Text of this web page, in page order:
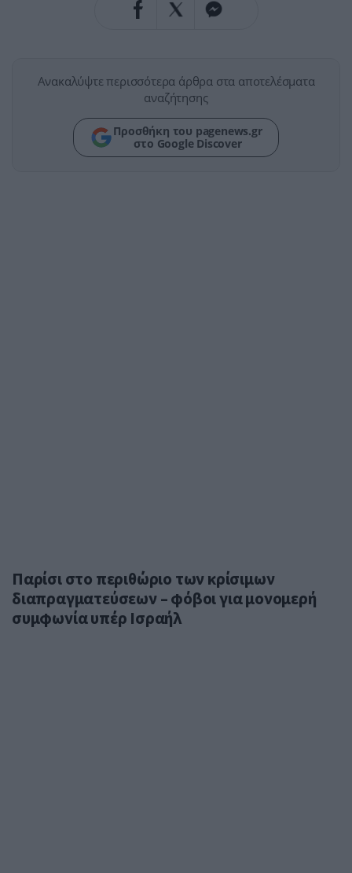
Ανακαλύψτε περισσότερα άρθρα στα αποτελέσματα
αναζήτησης
Προσθήκη του pagenews.gr
στο Google Discover
Παρίσι στο περιθώριο των κρίσιμων
διαπραγματεύσεων – φόβοι για μονομερή
συμφωνία υπέρ Ισραήλ